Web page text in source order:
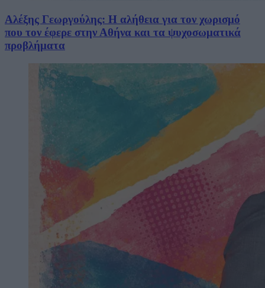
Αλέξης Γεωργούλης: Η αλήθεια για τον χωρισμό
που τον έφερε στην Αθήνα και τα ψυχοσωματικά
προβλήματα